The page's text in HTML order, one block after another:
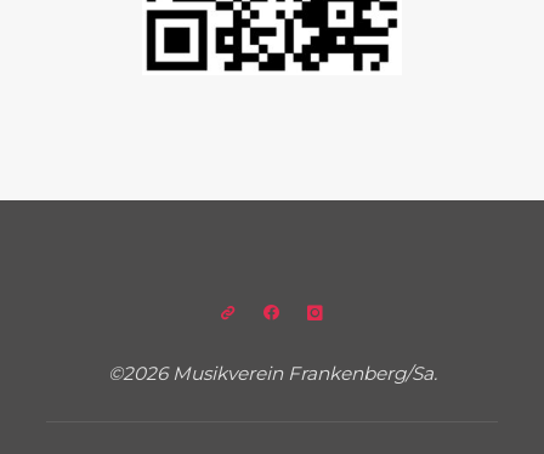
©2026 Musikverein Frankenberg/Sa.